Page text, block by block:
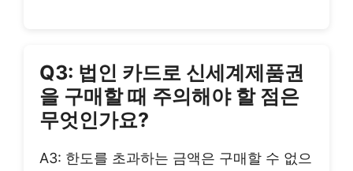
Q3: 법인 카드로 신세계제품권
을 구매할 때 주의해야 할 점은
무엇인가요?
A3: 한도를 초과하는 금액은 구매할 수 없으